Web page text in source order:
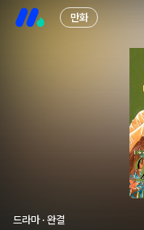
만화
드라마 · 완결